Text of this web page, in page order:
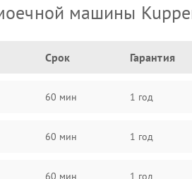
машины
Срок Гарантия
60 мин 1 год
60 мин 1 год
60 мин 1 год